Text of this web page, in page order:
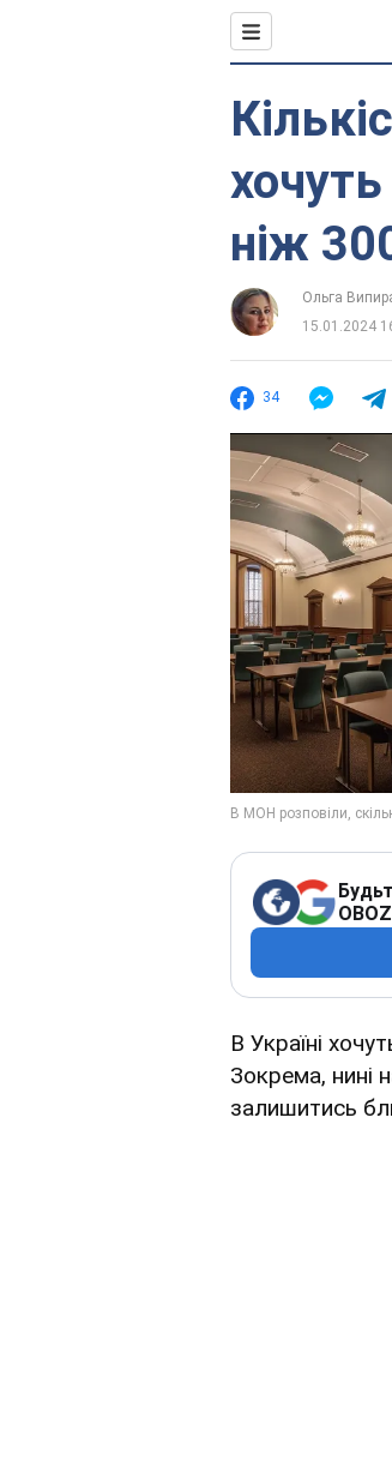
ніж
Ольга
15.01.2024
34
В Україні
Зокрема, нині
залишитись